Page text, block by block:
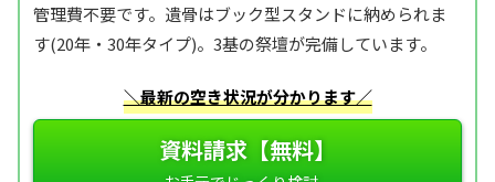
管理費不要です。遺骨はブック型スタンドに納められま
す(20年・30年タイプ)。3基の祭壇が完備しています。
＼最新の空き状況が分かります／
資料請求【無料】